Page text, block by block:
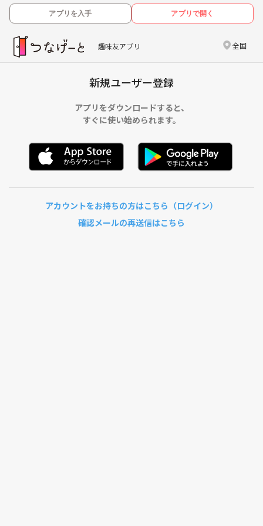
アプリを入手 アプリで開く
趣味友アプリ 全国
新規ユーザー登録
アプリをダウンロードすると、
すぐに使い始められます。
アカウントをお持ちの方はこちら（ログイン）
確認メールの再送信はこちら